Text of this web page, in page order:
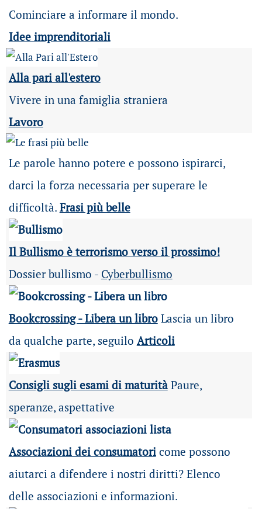
Cominciare a informare il mondo.
Idee imprenditoriali
Alla pari all'estero
Vivere in una famiglia straniera
Lavoro
Le parole hanno potere e possono ispirarci,
darci la forza necessaria per superare le
difficoltà. Frasi più belle
Il Bullismo è terrorismo verso il prossimo!
Dossier bullismo - Cyberbullismo
Bookcrossing - Libera un libroLascia un libro
da qualche parte, seguilo Articoli
Consigli sugli esami di maturità Paure,
speranze, aspettative
Associazioni dei consumatoricome possono
aiutarci a difendere i nostri diritti? Elenco
delle associazioni e informazioni.